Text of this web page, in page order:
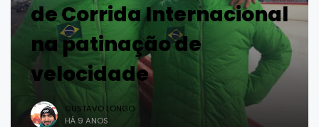
de Corrida Internacional
na patinação de
velocidade
GUSTAVO LONGO
HÁ 9 ANOS